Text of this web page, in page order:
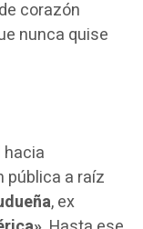
corazón
nunca quise
pública a raíz
, ex